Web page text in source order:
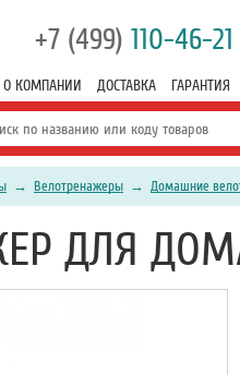
+7 (499) 110-46-21
О КОМПАНИИ ДОСТАВКА ГАРАНТИЯ
→ Велотренажеры → Домашние
ДЛЯ